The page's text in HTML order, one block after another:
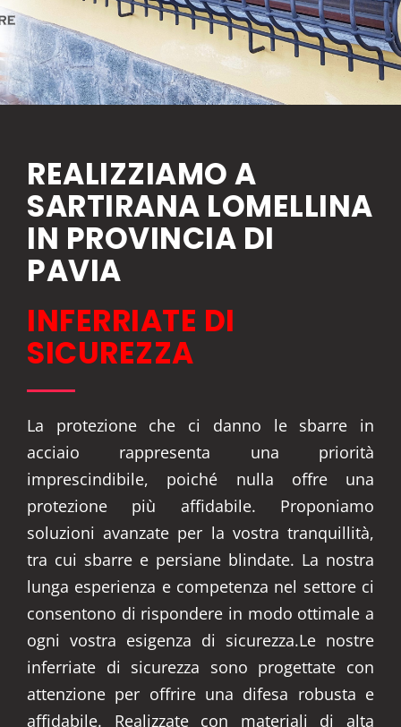
REALIZZIAMO A
SARTIRANA LOMELLINA
IN PROVINCIA DI
PAVIA
INFERRIATE DI
SICUREZZA
La protezione che ci danno le sbarre in
acciaio rappresenta una priorità
imprescindibile, poiché nulla offre una
protezione più affidabile. Proponiamo
soluzioni avanzate per la vostra tranquillità,
tra cui sbarre e persiane blindate. La nostra
lunga esperienza e competenza nel settore ci
consentono di rispondere in modo ottimale a
ogni vostra esigenza di sicurezza.Le nostre
inferriate di sicurezza sono progettate con
attenzione per offrire una difesa robusta e
affidabile. Realizzate con materiali di alta